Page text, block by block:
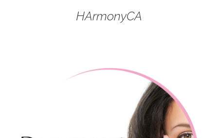
HArmonyCA